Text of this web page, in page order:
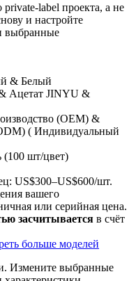
label проекта, а не
и настройте
выбранные
& Белый
Ацетат JINYU &
(OEM) &
( Индивидуальный
(100 шт/цвет)
US$300–US$600/шт.
вашего
или серийная цена.
засчитывается в счёт
больше моделей
Измените выбранные